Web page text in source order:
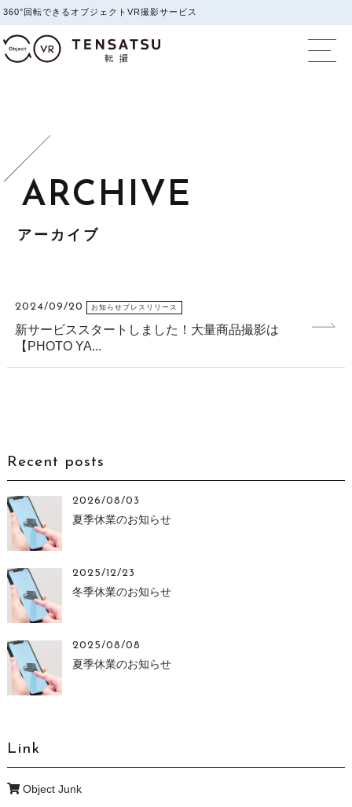
360°回転できるオブジェクトVR撮影サービス
オブジェクトVR
アーカイブ
2024/09/20 お知らせプレスリリース
新サービススタートしました！大量商品撮影は
【PHOTO YA...
Recent posts
2026/08/03
夏季休業のお知らせ
2025/12/23
冬季休業のお知らせ
2025/08/08
夏季休業のお知らせ
Link
Object Junk